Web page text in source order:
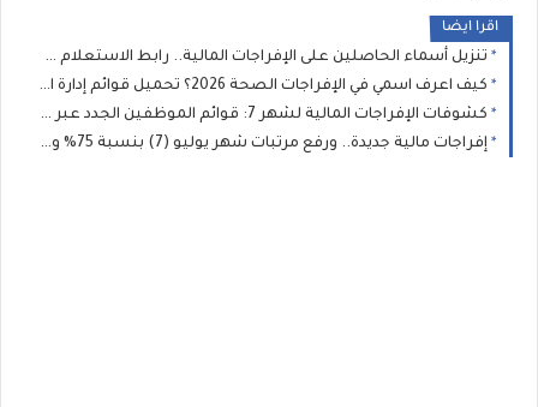
اقرا ايضا
تنزيل أسماء الحاصلين على الإفراجات المالية.. رابط الاستعلام عن صرف مرتبات شهر 7 والجهات التي لديها إفراج عبر “راتبك لحظي”
كيف اعرف اسمي في الإفراجات الصحة 2026؟ تحميل قوائم إدارة الخدمات الصحية للطبية والمساعدة
كشوفات الإفراجات المالية لشهر 7: قوائم الموظفين الجدد عبر منظومة "راتبك لحظي" بجميع القطاعات والبلديات
إفراجات مالية جديدة.. ورفع مرتبات شهر يوليو (7) بنسبة 75% وصرف العلاوة السنوية وتغييرات المسار لعدد من الموظفين